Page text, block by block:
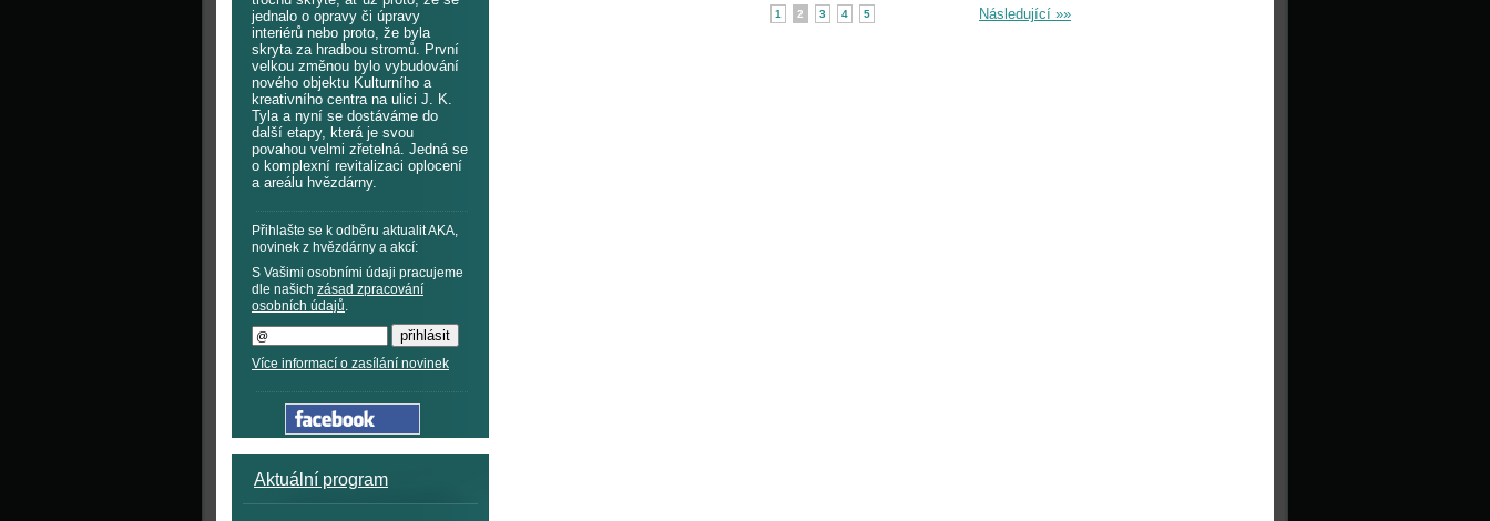
jednalo o opravy či úpravy
interiérů nebo proto, že byla
skryta za hradbou stromů. První
velkou změnou bylo vybudování
nového objektu Kulturního a
kreativního centra na ulici J. K.
Tyla a nyní se dostáváme do
další etapy, která je svou
povahou velmi zřetelná. Jedná se
o komplexní revitalizaci oplocení
a areálu hvězdárny.
Přihlašte se k odběru aktualit AKA,
novinek z hvězdárny a akcí:
S Vašimi osobními údaji pracujeme
dle našich zásad zpracování
osobních údajů.
Více informací o zasílání novinek
Aktuální program
1 2 3 4 5 Následující »»